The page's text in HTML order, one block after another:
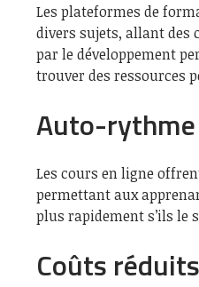
Les plateformes de
divers sujets, allant des
par le développement
trouver des ressources
Auto-
Les cours en ligne
permettant aux
plus rapidement s’ils le
Coûts